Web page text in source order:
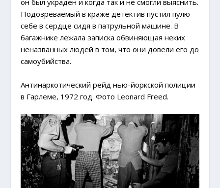
он был украден и когда так и не смогли выяснить.
Подозреваемый в краже детектив пустил пулю
себе в сердце сидя в патрульной машине. В
багажнике лежала записка обвиняющая неких
неназванных людей в том, что они довели его до
самоубийства.
Антинаркотический рейд нью-йоркской полиции
в Гарлеме, 1972 год. Фото Leonard Freed.